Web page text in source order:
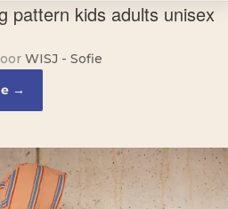
pattern kids adults unisex
WISJ - Sofie
→